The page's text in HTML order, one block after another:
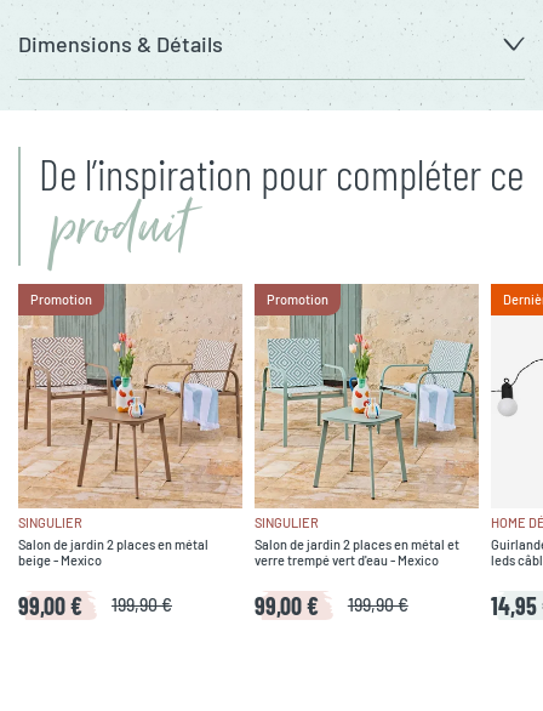
Dimensions & Détails
De l’inspiration pour compléter ce
produit
Promotion
SINGULIER
Salon de jardin 2 places en métal
beige - Mexico
99,00 € 199,90 €
Promotion
SINGULIER
Salon de jardin 2 places en métal et
verre trempé vert d'eau - Mexico
99,00 € 199,90 €
HOME
leds
14,95